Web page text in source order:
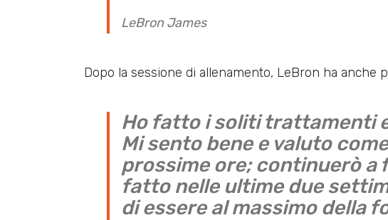
LeBron James
Dopo la sessione di allenamento, LeBron ha anche
Ho fatto i soliti trattamenti
Mi sento bene e valuto
prossime ore; continuerò a
fatto nelle ultime due
di essere al massimo della